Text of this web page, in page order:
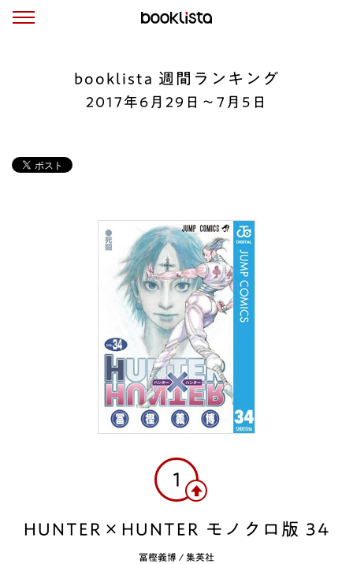
booklista 週間ランキング
2017年6月29日〜7月5日
1
HUNTER×HUNTER モノクロ版 34
冨樫義博 / 集英社